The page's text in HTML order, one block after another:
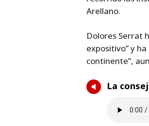
Arellano.
Dolores Serrat
expositivo” y
continente”,
La